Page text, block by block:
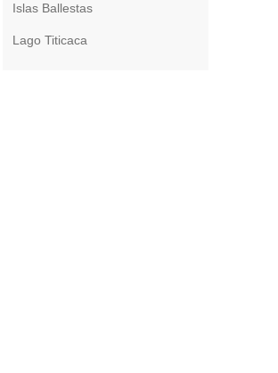
Islas Ballestas
Lago Titicaca